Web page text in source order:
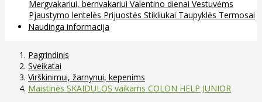
Mergvakariui, bernvakariui Valentino dienai Vestuvėms
Pjaustymo lentelės Prijuostės Stikliukai Taupyklės Termosai
Naudinga informacija
Pagrindinis
Sveikatai
Virškinimui, žarnynui, kepenims
Maistinės SKAIDULOS vaikams COLON HELP JUNIOR